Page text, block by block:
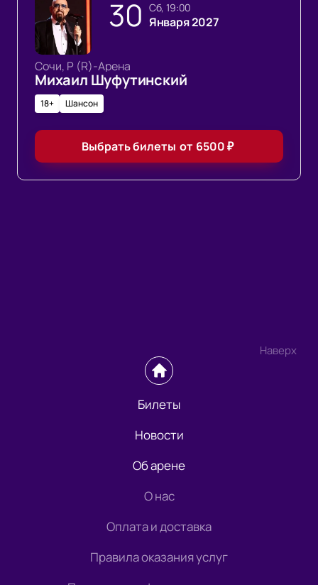
30 сб, 19:00
Января 2027
Сочи, Р (R)-Арена
Михаил Шуфутинский
18+ Шансон
Выбрать билеты от 6500₽
Наверх
Билеты
Новости
Об арене
О нас
Оплата и доставка
Правила оказания услуг